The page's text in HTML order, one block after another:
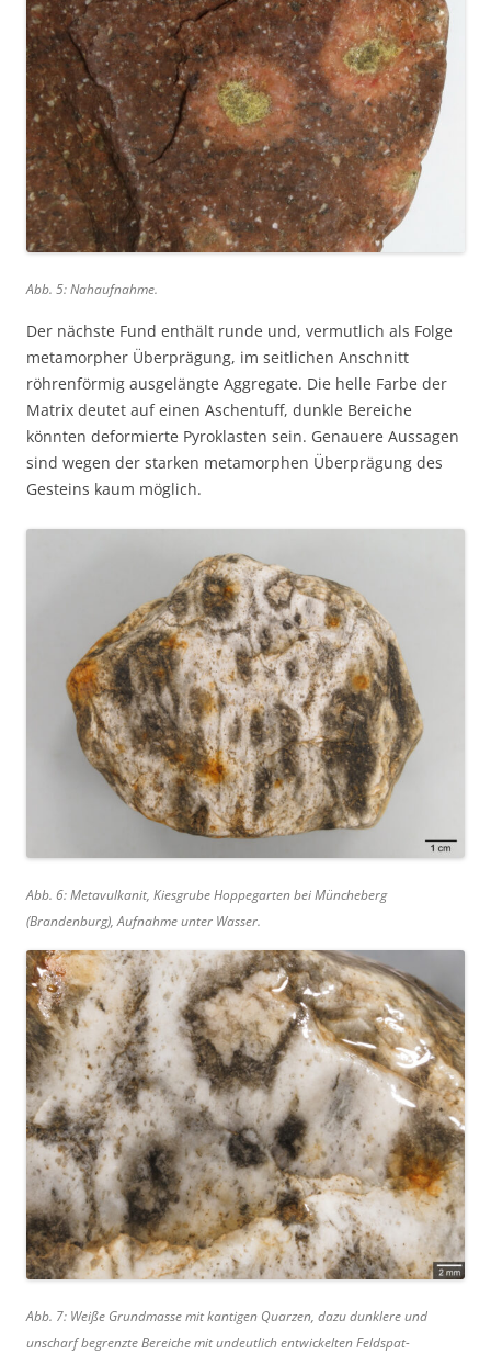
Abb. 5: Nahaufnahme.
Der nächste Fund enthält runde und, vermutlich als Folge
metamorpher Überprägung, im seitlichen Anschnitt
röhrenförmig ausgelängte Aggregate. Die helle Farbe der
Matrix deutet auf einen Aschentuff, dunkle Bereiche
könnten deformierte Pyroklasten sein. Genauere Aussagen
sind wegen der starken metamorphen Überprägung des
Gesteins kaum möglich.
Abb. 6: Metavulkanit, Kiesgrube Hoppegarten bei Müncheberg
(Brandenburg), Aufnahme unter Wasser.
Abb. 7: Weiße Grundmasse mit kantigen Quarzen, dazu dunklere und
unscharf begrenzte Bereiche mit undeutlich entwickelten Feldspat-